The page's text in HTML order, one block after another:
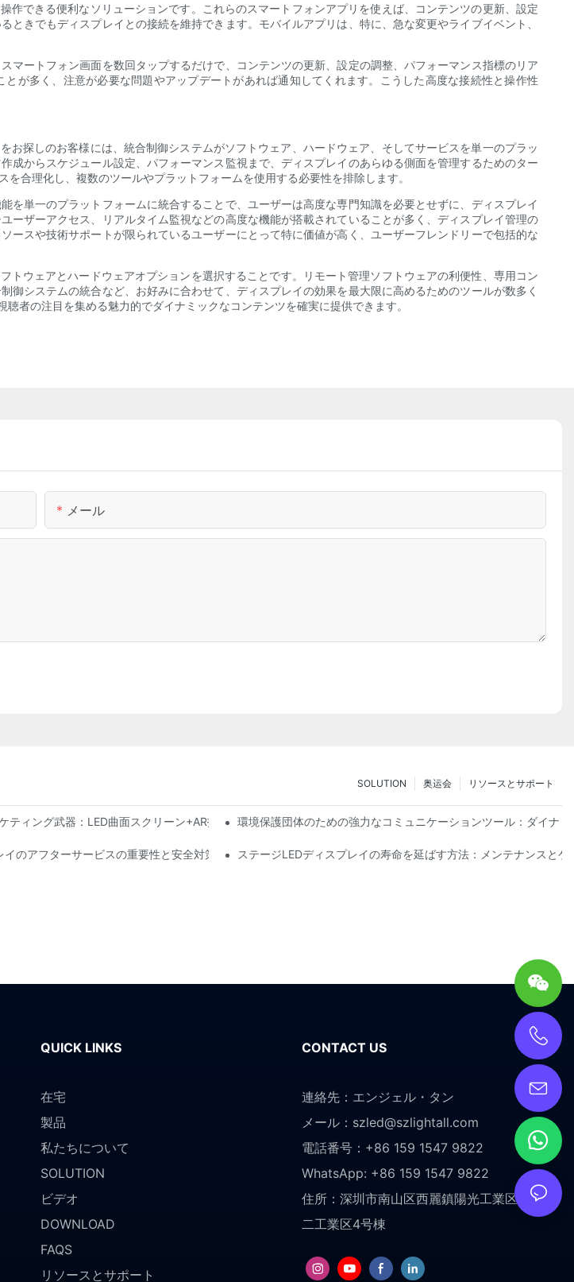
できる便利なソリューションです。これらのスマートフォンアプリを使えば、コンテンツの更新、設定
きでもディスプレイとの接続を維持できます。モバイルアプリは、特に、急な変更やライブイベント、
ートフォン画面を数回タップするだけで、コンテンツの更新、設定の調整、パフォーマンス指標のリア
が多く、注意が必要な問題やアップデートがあれば通知してくれます。こうした高度な接続性と操作性
探しのお客様には、統合制御システムがソフトウェア、ハードウェア、そしてサービスを単一のプラッ
成からスケジュール設定、パフォーマンス監視まで、ディスプレイのあらゆる側面を管理するためのター
合理化し、複数のツールやプラットフォームを使用する必要性を排除します。
単一のプラットフォームに統合することで、ユーザーは高度な専門知識を必要とせずに、ディスプレイ
ザーアクセス、リアルタイム監視などの高度な機能が搭載されていることが多く、ディスプレイ管理の
スや技術サポートが限られているユーザーにとって特に価値が高く、ユーザーフレンドリーで包括的な
ウェアとハ​​ードウェアオプションを選択することです。リモート管理ソフトウェアの利便性、専用コン
システムの統合など、お好みに合わせて、ディスプレイの効果を最大限に高めるためのツールが数多く
者の注目を集める魅力的でダイナミックなコンテンツを確実に提供できます。
メール
リソースとサポート
奥运会
SOLUTION
ティング武器：LED曲面スクリーン+AR技術の没入型試乗体験環境保護団体のための強力なコミュニケーションツール：ダイナ
のアフターサービスの重要性と安全対策 ステージLEDディスプレイの寿命を延ばす方法：メンテナンスとケ
QUICK LINKS
在宅
製品
私たちについて
SOLUTION
ビデオ
DOWNLOAD
FAQS
リソースとサポート
CONTACT US
連絡先：エンジェル・タン
メール： szled@szlightall.com
電話番号：+86 159 1547 9822
WhatsApp: +86 159 1547 9822
住所： 深圳市南山区西麗鎮陽光工業区南港第
二工業区4号棟